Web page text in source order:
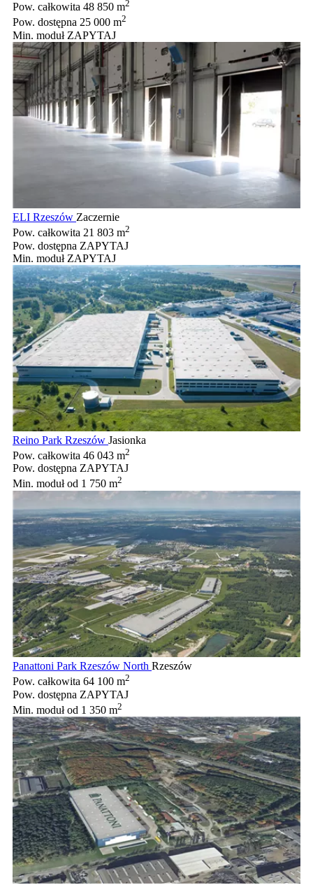
Pow. całkowita 48 850 m2
Pow. dostępna 25 000 m2
Min. moduł ZAPYTAJ
ELI Rzeszów Zaczernie
Pow. całkowita 21 803 m2
Pow. dostępna ZAPYTAJ
Min. moduł ZAPYTAJ
Reino Park Rzeszów Jasionka
Pow. całkowita 46 043 m2
Pow. dostępna ZAPYTAJ
Min. modułod 1 750 m2
Panattoni Park Rzeszów North Rzeszów
Pow. całkowita 64 100 m2
Pow. dostępna ZAPYTAJ
Min. modułod 1 350 m2